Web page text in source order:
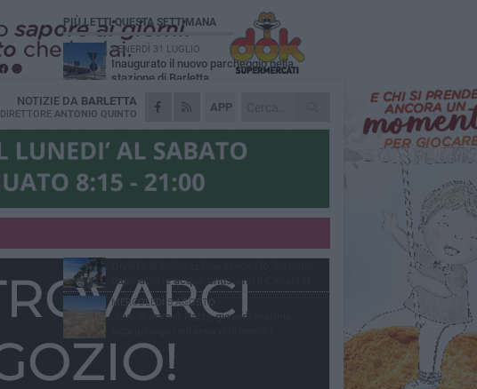
APP
NOTIZIE DA BARLETTA
DIRETTORE ANTONIO QUINTO
PIÙ LETTI QUESTA SETTIMANA
VENERDÌ 31 LUGLIO
Inaugurato il nuovo parcheggio nella
stazione di Barletta
MERCOLEDÌ 5 AGOSTO
Barletta piange Gioacchino Dagnello:
64enne barlettano investito all'alba a Trani
GIOVEDÌ 30 LUGLIO
gioielleria, banditi in fuga
Beni confiscati alla mafia. Nasce il servizio
VENERDÌ 31 LUGLIO
balneabili le acque antistanti il Canale H
MERCOLEDÌ 5 AGOSTO
Jova Summer Party, giovedì mattina